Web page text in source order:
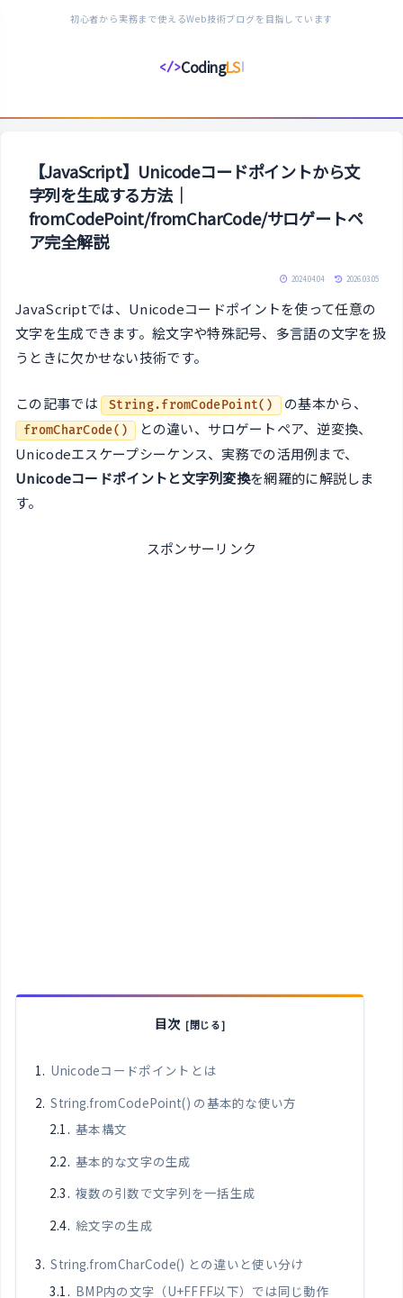
初心者から実務まで使えるWeb技術ブログを目指しています
</>CodingLS
コ
デ
ン
グ
ラ
イ
ル
【JavaScript】Unicodeコードポイントから文
字列を生成する方法｜
fromCodePoint/fromCharCode/サロゲートペ
ア完全解説
2024.04.04 2026.03.05
JavaScriptでは、Unicodeコードポイントを使って任意の
文字を生成できます。絵文字や特殊記号、多言語の文字を扱
うときに欠かせない技術です。
この記事では String.fromCodePoint() の基本から、
fromCharCode()
との違い、サロゲートペア、逆変換、
Unicodeエスケープシーケンス、実務での活用例まで、
Unicodeコードポイントと文字列変換を網羅的に解説しま
す。
スポンサーリンク
目次
Unicodeコードポイントとは
String.fromCodePoint() の基本的な使い方
基本構文
基本的な文字の生成
複数の引数で文字列を一括生成
絵文字の生成
String.fromCharCode() との違いと使い分け
BMP内の文字（U+FFFF以下）では同じ動作